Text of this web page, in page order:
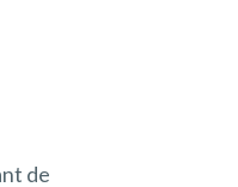
de